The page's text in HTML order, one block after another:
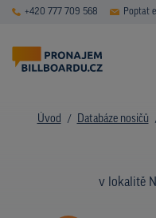
+420 777 709 568 Poptat
Úvod Databáze nosičů
v lokalitě